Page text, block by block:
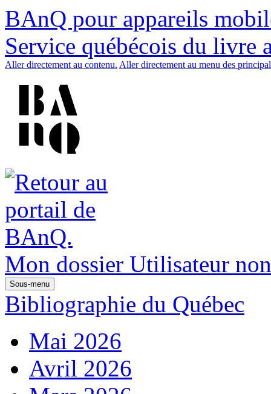
BAnQ pour appareils
Service québécois du livre
Aller directement au contenu. Aller directement au menu des
Mon dossier Utilisateur
Sous-menu
Bibliographie du Québec
Mai 2026
Avril 2026